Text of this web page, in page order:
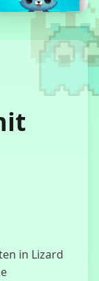
Pfoten-Klicker
in Lizard